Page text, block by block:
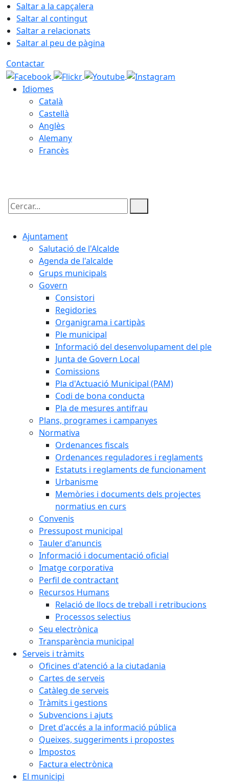
Saltar a la capçalera
Saltar al contingut
Saltar a relacionats
Saltar al peu de pàgina
Contactar
Idiomes
Català
Castellà
Anglès
Alemany
Francès
Cercar:
Ajuntament
Salutació de l'Alcalde
Agenda de l'alcalde
Grups municipals
Govern
Consistori
Regidories
Organigrama i cartipàs
Ple municipal
Informació del desenvolupament del ple
Junta de Govern Local
Comissions
Pla d'Actuació Municipal (PAM)
Codi de bona conducta
Pla de mesures antifrau
Plans, programes i campanyes
Normativa
Ordenances fiscals
Ordenances reguladores i reglaments
Estatuts i reglaments de funcionament
Urbanisme
Memòries i documents dels projectes
normatius en curs
Convenis
Pressupost municipal
Tauler d'anuncis
Informació i documentació oficial
Imatge corporativa
Perfil de contractant
Recursos Humans
Relació de llocs de treball i retribucions
Processos selectius
Seu electrònica
Transparència municipal
Serveis i tràmits
Oficines d'atenció a la ciutadania
Cartes de serveis
Catàleg de serveis
Tràmits i gestions
Subvencions i ajuts
Dret d'accés a la informació pública
Queixes, suggeriments i propostes
Impostos
Factura electrònica
El municipi